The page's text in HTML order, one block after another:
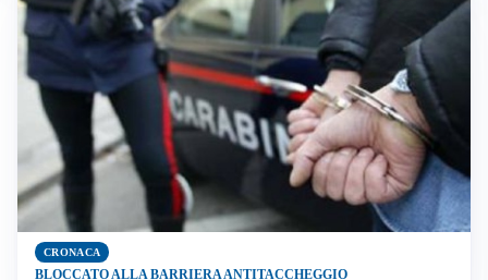
CRONACA
BLOCCATO ALLA BARRIERA ANTITACCHEGGIO